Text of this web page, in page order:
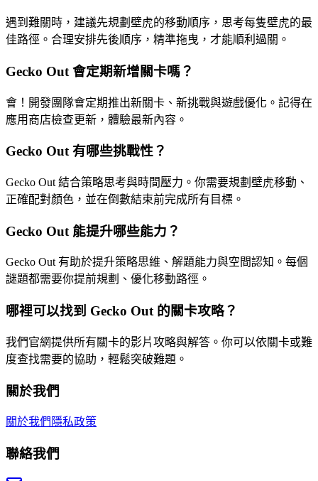
遇到難關時，建議先規劃壁虎的移動順序，思考每隻壁虎的最
佳路徑。合理安排先後順序，精準拖曳，才能順利過關。
Gecko Out 會定期新增關卡嗎？
會！開發團隊會定期推出新關卡、新挑戰與遊戲優化。記得在
應用商店檢查更新，體驗最新內容。
Gecko Out 有哪些挑戰性？
Gecko Out 結合策略思考與時間壓力。你需要規劃壁虎移動、
正確配對顏色，並在倒數結束前完成所有目標。
Gecko Out 能提升哪些能力？
Gecko Out 有助於提升策略思維、解題能力與空間認知。每個
謎題都需要你提前規劃、優化移動路徑。
哪裡可以找到 Gecko Out 的關卡攻略？
我們官網提供所有關卡的影片攻略與解答。你可以依關卡或難
度查找需要的協助，輕鬆突破難題。
關於我們
關於我們 隱私政策
聯絡我們